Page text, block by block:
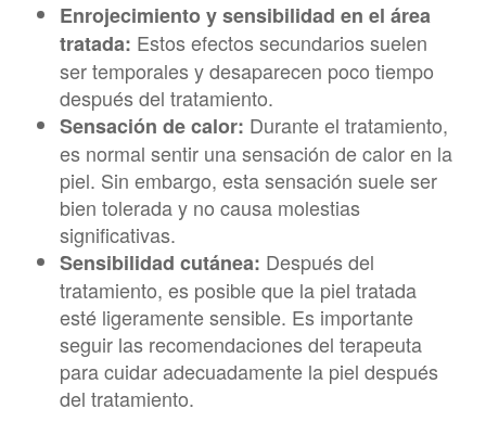
Enrojecimiento y sensibilidad en el área
tratada: Estos efectos secundarios suelen
ser temporales y desaparecen poco tiempo
después del tratamiento.
Sensación de calor: Durante el tratamiento,
es normal sentir una sensación de calor en la
piel. Sin embargo, esta sensación suele ser
bien tolerada y no causa molestias
significativas.
Sensibilidad cutánea: Después del
tratamiento, es posible que la piel tratada
esté ligeramente sensible. Es importante
seguir las recomendaciones del terapeuta
para cuidar adecuadamente la piel después
del tratamiento.